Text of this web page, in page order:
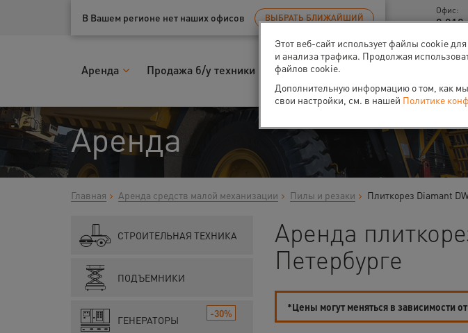
Ваш город:Санкт-Петербург
В Вашем регионе нет наших офисов ВЫБРАТЬ БЛИЖАЙШИЙ
Офис:
8 812
Аренда Продажа б/у техники Запчасти
Аренда
Главная Аренда средств малой механизации Пилы и резаки Плиткорез Diamant
СТРОИТЕЛЬНАЯ ТЕХНИКА
ПОДЪЕМНИКИ
ГЕНЕРАТОРЫ
-30%
Аренда
Петербурге
*Цены могут меняться в зависимости
Этот веб-сайт использует файлы cookie
и анализа трафика. Продолжая
файлов cookie.
Дополнительную информацию о том, как
свои настройки, см. в нашей Политике